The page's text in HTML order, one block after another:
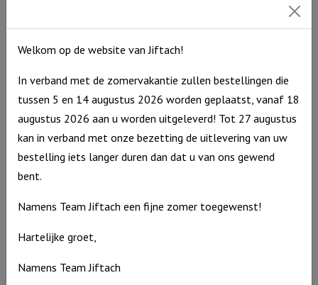
Welkom op de website van Jiftach!
In verband met de zomervakantie zullen bestellingen die
tussen 5 en 14 augustus 2026 worden geplaatst, vanaf 18
augustus 2026 aan u worden uitgeleverd! Tot 27 augustus
kan in verband met onze bezetting de uitlevering van uw
bestelling iets langer duren dan dat u van ons gewend
bent.
Namens Team Jiftach een fijne zomer toegewenst!
Hartelijke groet,
Namens Team Jiftach